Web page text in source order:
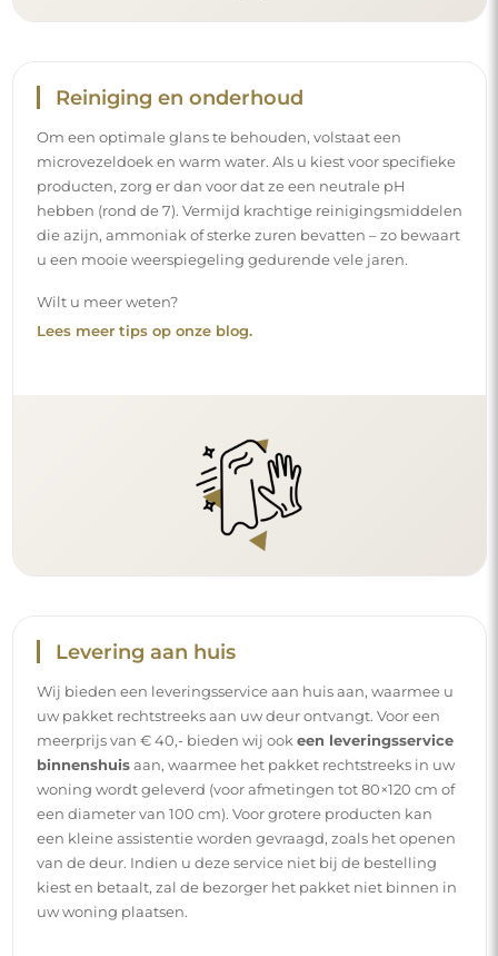
Reiniging en onderhoud
Om een optimale glans te behouden, volstaat een
microvezeldoek en warm water. Als u kiest voor specifieke
producten, zorg er dan voor dat ze een neutrale pH
hebben (rond de 7). Vermijd krachtige reinigingsmiddelen
die azijn, ammoniak of sterke zuren bevatten – zo bewaart
u een mooie weerspiegeling gedurende vele jaren.
Wilt u meer weten?
Lees meer tips op onze blog.
Levering aan huis
Wij bieden een leveringsservice aan huis aan, waarmee u
uw pakket rechtstreeks aan uw deur ontvangt. Voor een
meerprijs van € 40,- bieden wij ookeen leveringsservice
binnenshuisaan, waarmee het pakket rechtstreeks in uw
woning wordt geleverd (voor afmetingen tot 80×120 cm of
een diameter van 100 cm). Voor grotere producten kan
een kleine assistentie worden gevraagd, zoals het openen
van de deur. Indien u deze service niet bij de bestelling
kiest en betaalt, zal de bezorger het pakket niet binnen in
uw woning plaatsen.